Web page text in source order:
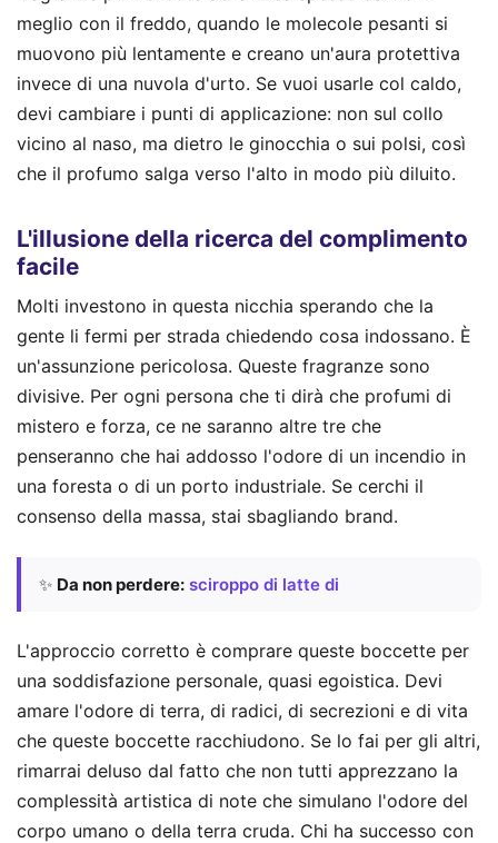
meglio con il freddo, quando le molecole pesanti si
muovono più lentamente e creano un'aura protettiva
invece di una nuvola d'urto. Se vuoi usarle col caldo,
devi cambiare i punti di applicazione: non sul collo
vicino al naso, ma dietro le ginocchia o sui polsi, così
che il profumo salga verso l'alto in modo più diluito.
L'illusione della ricerca del complimento
facile
Molti investono in questa nicchia sperando che la
gente li fermi per strada chiedendo cosa indossano. È
un'assunzione pericolosa. Queste fragranze sono
divisive. Per ogni persona che ti dirà che profumi di
mistero e forza, ce ne saranno altre tre che
penseranno che hai addosso l'odore di un incendio in
una foresta o di un porto industriale. Se cerchi il
consenso della massa, stai sbagliando brand.
✨ Da non perdere: sciroppo di latte di
L'approccio corretto è comprare queste boccette per
una soddisfazione personale, quasi egoistica. Devi
amare l'odore di terra, di radici, di secrezioni e di vita
che queste boccette racchiudono. Se lo fai per gli altri,
rimarrai deluso dal fatto che non tutti apprezzano la
complessità artistica di note che simulano l'odore del
corpo umano o della terra cruda. Chi ha successo con